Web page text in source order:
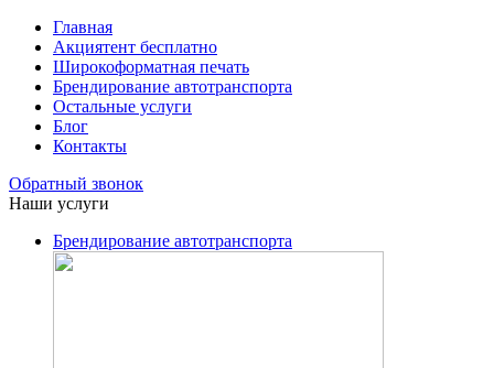
Главная
Акциятент бесплатно
Широкоформатная печать
Брендирование автотранспорта
Остальные услуги
Блог
Контакты
Обратный звонок
Наши услуги
Брендирование автотранспорта